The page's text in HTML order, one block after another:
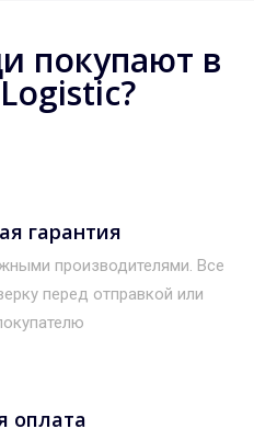
покупают в
гарантия
производителями. Все
перед отправкой или
оплата